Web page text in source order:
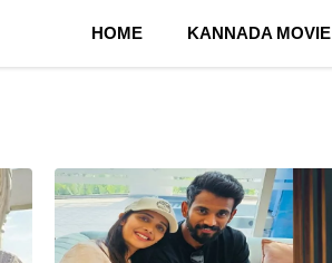
HOME KANNADA